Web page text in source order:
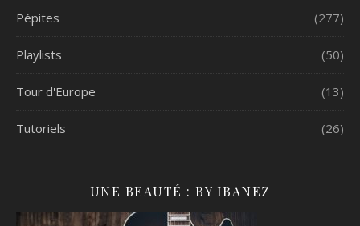
Pépites (277)
Playlists (50)
Tour d'Europe (13)
Tutoriels (26)
UNE BEAUTÉ : BY IBANEZ